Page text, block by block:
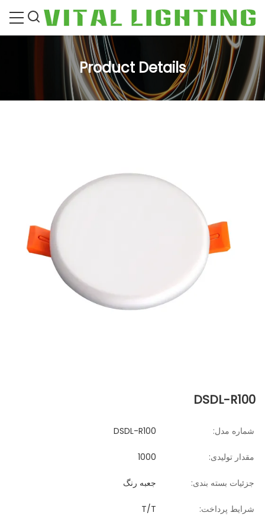
Product Details
DSDL-R100
شماره مدل: DSDL-R100
مقدار تولیدی: 1000
جزئیات بسته بندی: جعبه رنگ
شرایط پرداخت: T/T